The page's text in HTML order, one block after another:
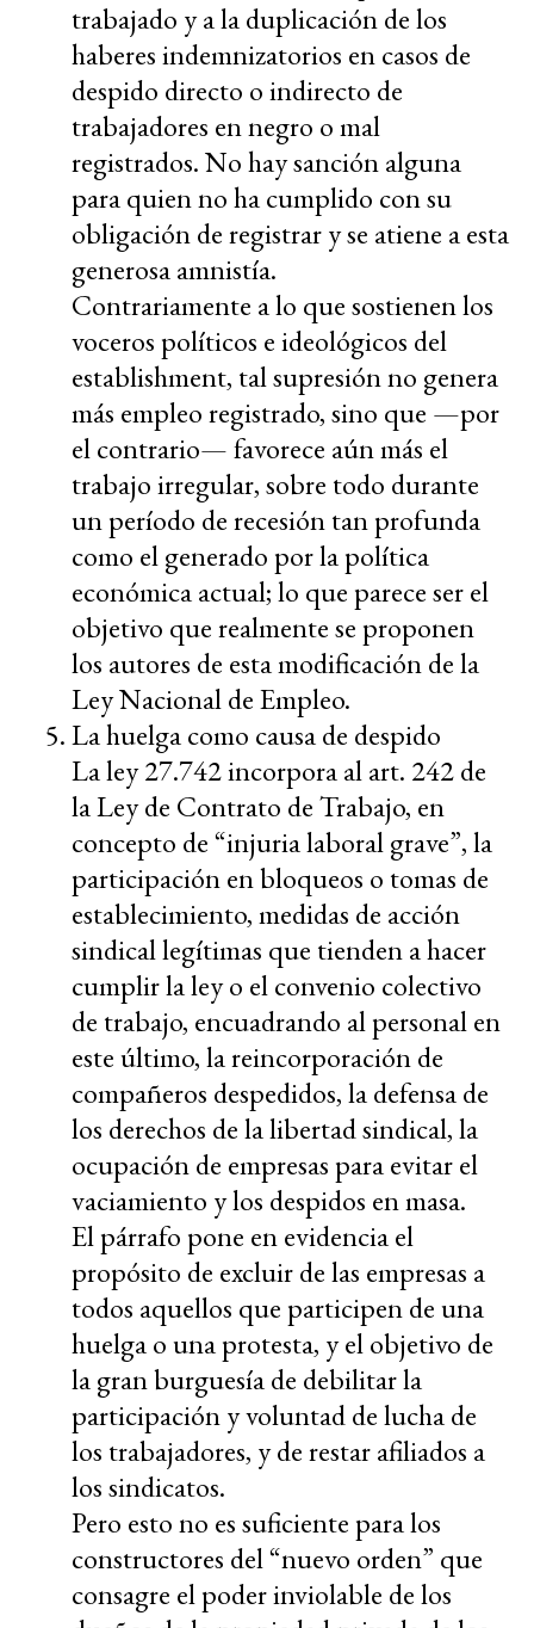
trabajado y a la duplicación de los
haberes indemnizatorios en casos de
despido directo o indirecto de
trabajadores en negro o mal
registrados. No hay sanción alguna
para quien no ha cumplido con su
obligación de registrar y se atiene a esta
generosa amnistía.
Contrariamente a lo que sostienen los
voceros políticos e ideológicos del
establishment, tal supresión no genera
más empleo registrado, sino que —por
el contrario— favorece aún más el
trabajo irregular, sobre todo durante
un período de recesión tan profunda
como el generado por la política
económica actual; lo que parece ser el
objetivo que realmente se proponen
los autores de esta modificación de la
Ley Nacional de Empleo.
La huelga como causa de despido
La ley 27.742 incorpora al art. 242 de
la Ley de Contrato de Trabajo, en
concepto de “injuria laboral grave”, la
participación en bloqueos o tomas de
establecimiento, medidas de acción
sindical legítimas que tienden a hacer
cumplir la ley o el convenio colectivo
de trabajo, encuadrando al personal en
este último, la reincorporación de
compañeros despedidos, la defensa de
los derechos de la libertad sindical, la
ocupación de empresas para evitar el
vaciamiento y los despidos en masa.
El párrafo pone en evidencia el
propósito de excluir de las empresas a
todos aquellos que participen de una
huelga o una protesta, y el objetivo de
la gran burguesía de debilitar la
participación y voluntad de lucha de
los trabajadores, y de restar afiliados a
los sindicatos.
Pero esto no es suficiente para los
constructores del “nuevo orden” que
consagre el poder inviolable de los